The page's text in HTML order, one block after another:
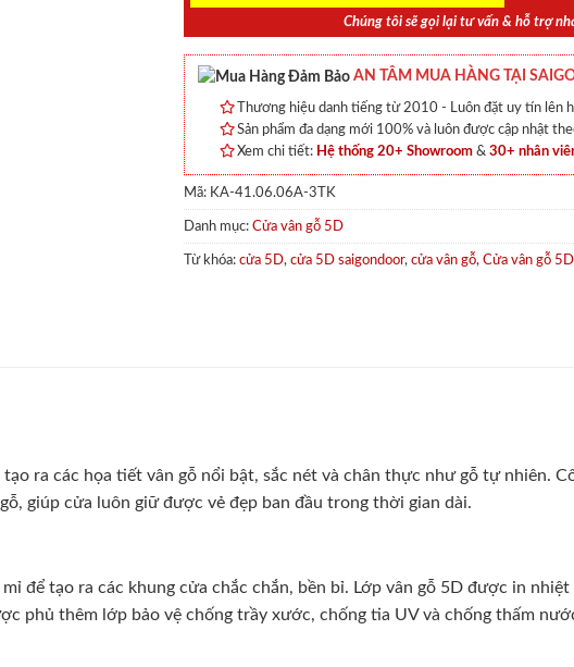
Chúng tôi sẽ gọi lại tư vấn & hỗ trợ
AN TÂM MUA HÀNG TẠI
Thương hiệu danh tiếng từ 2010 - Luôn đặt uy tín lên
Sản phẩm đa dạng mới 100% và luôn được cập nhật
Xem chi tiết: Hệ thống 20+ Showroom & 30+ nhân
Mã: KA-41.06.06A-3TK
Danh mục: Cửa vân gỗ 5D
Từ khóa: cửa 5D, cửa 5D saigondoor, cửa vân gỗ, Cửa vân gỗ 5D
ra các họa tiết vân gỗ nổi bật, sắc nét và chân thực như gỗ tự nhiên.
giúp cửa luôn giữ được vẻ đẹp ban đầu trong thời gian dài.
để tạo ra các khung cửa chắc chắn, bền bỉ. Lớp vân gỗ 5D được in
phủ thêm lớp bảo vệ chống trầy xước, chống tia UV và chống thấm